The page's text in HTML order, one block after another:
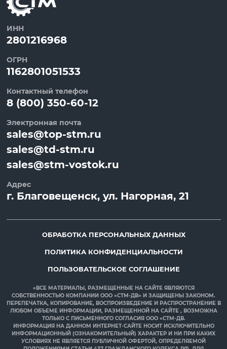
ИНН
2801216968
ОГРН
1162801051533
Контактный телефон
8 (800) 350-60-12
Электронная почта
sales@top-stm.ru
sales@td-stm.ru
sales@stm-vostok.ru
Адрес
г. Благовещенск, ул. Нагорная, 21
ОБРАБОТКА ПЕРСОНАЛЬНЫХ ДАННЫХ
ПОЛИТИКА КОНФИДЕНЦИАЛЬНОСТИ
ПОЛЬЗОВАТЕЛЬСКОЕ СОГЛАШЕНИЕ
«ВСЕ МАТЕРИАЛЫ, РАЗМЕЩЕННЫЕ НА САЙТЕ ЯВЛЯЮТСЯ
СОБСТВЕННОСТЬЮ КОМПАНИИ ООО «СТМ-ДВ» И ЗАЩИЩЕНЫ ЗАКОНОМ.
ПЕРЕПЕЧАТКА, КОПИРОВАНИЕ, ВОСПРОИЗВЕДЕНИЕ И РАСПРОСТРАНЕНИЕ В
ЛЮБОМ ОБЪЕМЕ ИНФОРМАЦИИ, РАЗМЕЩЕННОЙ НА САЙТЕ , ВОЗМОЖНА
ТОЛЬКО С ПИСЬМЕННОГО СОГЛАСИЯ ООО «СТМ-ДВ.
ИНФОРМАЦИЯ НА ДАННОМ ИНТЕРНЕТ-САЙТЕ НОСИТ ИСКЛЮЧИТЕЛЬНО
ИНФОРМАЦИОННЫЙ (ОЗНАКОМИТЕЛЬНЫЙ) ХАРАКТЕР И НИ ПРИ КАКИХ
УСЛОВИЯХ НЕ ЯВЛЯЕТСЯ ПУБЛИЧНОЙ ОФЕРТОЙ, ОПРЕДЕЛЯЕМОЙ